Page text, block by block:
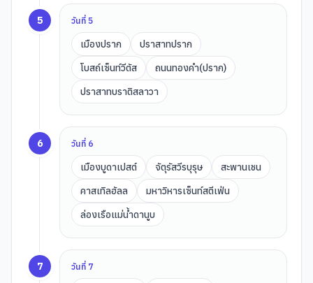
5 วันที่5
เมืองปราก
ปราสาทปราก
โบสถ์เซ็นท์วีตัส
ถนนทองคำ(ปราก)
ปราสาทบราติสลาวา
6 วันที่ 6
เมืองบูดาเปสต์ จัตุรัสวีรบุรุษ
สะพานเชน
คาสเทิลฮัลล
มหาวิหารเซ็นท์สตีเฟ่น
ล่องเรือแม่น้ำดานูบ
7 วันที่ 7